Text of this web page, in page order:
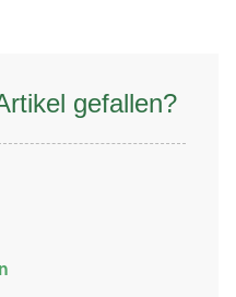
gefallen?